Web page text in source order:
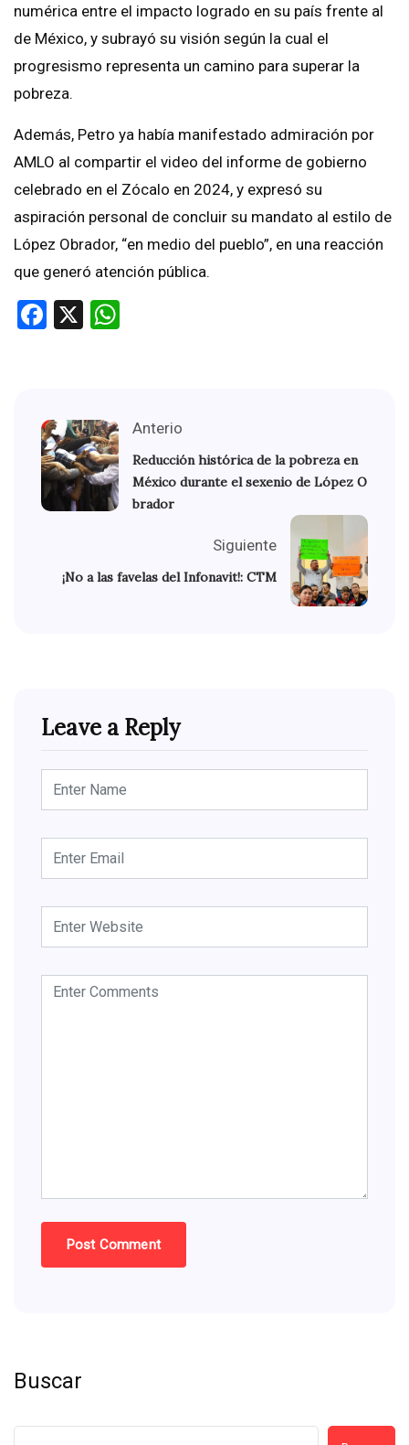
numérica entre el impacto logrado en su país frente al
de México, y subrayó su visión según la cual el
progresismo representa un camino para superar la
pobreza.
Además, Petro ya había manifestado admiración por
AMLO al compartir el video del informe de gobierno
celebrado en el Zócalo en 2024, y expresó su
aspiración personal de concluir su mandato al estilo de
López Obrador, “en medio del pueblo”, en una reacción
que generó atención pública.
Facebook
X
Anterio
Reducción histórica de la pobreza en
México durante el sexenio de López O
brador
Siguiente
¡No a las favelas del Infonavit!: CTM
Leave a Reply
Buscar